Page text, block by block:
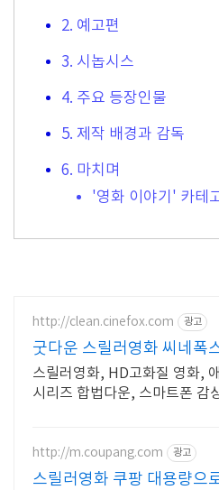
2. 예고편
3. 시놉시스
4. 주요 등장인물
5. 제작 배경과 감독
6. 마치며
'영화 이야기' 카테
http://clean.cinefox.com 광고
굿다운 스릴러영화 씨네폭
3만원+10%추가적립
스릴러영화, HD고화질 영화,
시리즈 합법다운, 스마트폰 감
http://m.coupang.com 광고
스릴러영화 쿠팡 대용량으